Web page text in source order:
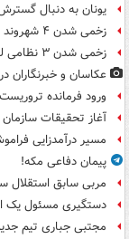
یونان به دنبال
زخمی شدن ۴ شهروند یمنی در حمله مزدوران سعودی
زخمی شدن ۳ نظامی لبنانی در زوطر غربی
عکاسان و خبرنگاران
ورود فرمانده
آغاز تحقیقات
مسیر درآمدزایی
پیمان دفاعی مکه!
مربی سابق استقلال
دستگیری مسئول یک
مجتبی جباری تیم